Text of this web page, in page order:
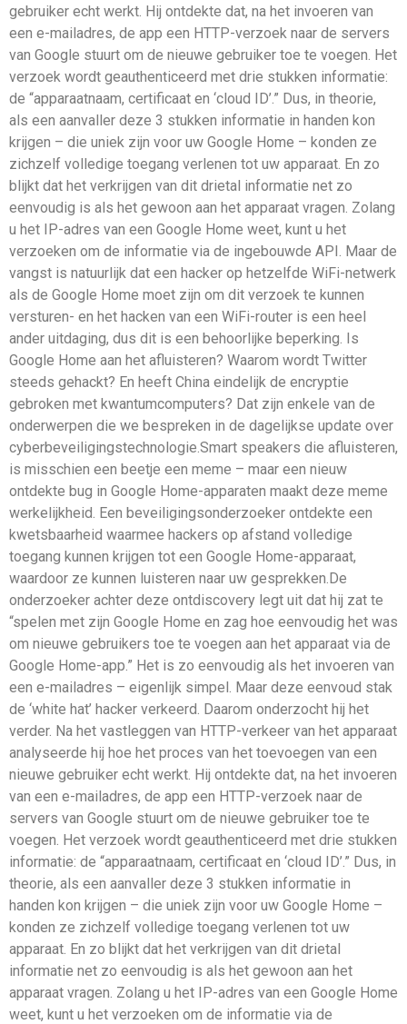
gebruiker echt werkt. Hij ontdekte dat, na het invoeren van
een e-mailadres, de app een HTTP-verzoek naar de servers
van Google stuurt om de nieuwe gebruiker toe te voegen. Het
verzoek wordt geauthenticeerd met drie stukken informatie:
de “apparaatnaam, certificaat en ‘cloud ID’.” Dus, in theorie,
als een aanvaller deze 3 stukken informatie in handen kon
krijgen – die uniek zijn voor uw Google Home – konden ze
zichzelf volledige toegang verlenen tot uw apparaat. En zo
blijkt dat het verkrijgen van dit drietal informatie net zo
eenvoudig is als het gewoon aan het apparaat vragen. Zolang
u het IP-adres van een Google Home weet, kunt u het
verzoeken om de informatie via de ingebouwde API. Maar de
vangst is natuurlijk dat een hacker op hetzelfde WiFi-netwerk
als de Google Home moet zijn om dit verzoek te kunnen
versturen- en het hacken van een WiFi-router is een heel
ander uitdaging, dus dit is een behoorlijke beperking. Is
Google Home aan het afluisteren? Waarom wordt Twitter
steeds gehackt? En heeft China eindelijk de encryptie
gebroken met kwantumcomputers? Dat zijn enkele van de
onderwerpen die we bespreken in de dagelijkse update over
cyberbeveiligingstechnologie.Smart speakers die afluisteren,
is misschien een beetje een meme – maar een nieuw
ontdekte bug in Google Home-apparaten maakt deze meme
werkelijkheid. Een beveiligingsonderzoeker ontdekte een
kwetsbaarheid waarmee hackers op afstand volledige
toegang kunnen krijgen tot een Google Home-apparaat,
waardoor ze kunnen luisteren naar uw gesprekken.De
onderzoeker achter deze ontdiscovery legt uit dat hij zat te
“spelen met zijn Google Home en zag hoe eenvoudig het was
om nieuwe gebruikers toe te voegen aan het apparaat via de
Google Home-app.” Het is zo eenvoudig als het invoeren van
een e-mailadres – eigenlijk simpel. Maar deze eenvoud stak
de ‘white hat’ hacker verkeerd. Daarom onderzocht hij het
verder. Na het vastleggen van HTTP-verkeer van het apparaat
analyseerde hij hoe het proces van het toevoegen van een
nieuwe gebruiker echt werkt. Hij ontdekte dat, na het invoeren
van een e-mailadres, de app een HTTP-verzoek naar de
servers van Google stuurt om de nieuwe gebruiker toe te
voegen. Het verzoek wordt geauthenticeerd met drie stukken
informatie: de “apparaatnaam, certificaat en ‘cloud ID’.” Dus, in
theorie, als een aanvaller deze 3 stukken informatie in
handen kon krijgen – die uniek zijn voor uw Google Home –
konden ze zichzelf volledige toegang verlenen tot uw
apparaat. En zo blijkt dat het verkrijgen van dit drietal
informatie net zo eenvoudig is als het gewoon aan het
apparaat vragen. Zolang u het IP-adres van een Google Home
weet, kunt u het verzoeken om de informatie via de